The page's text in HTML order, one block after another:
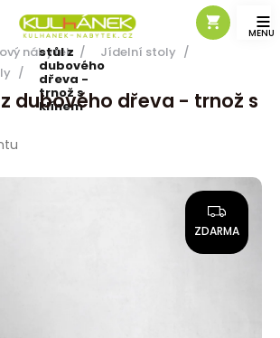
nábytek / Jídelní stoly /
/
Jídelní
stůl z
dubového
dřeva -
trnož s
klínem
dubového dřeva - trnož s
D
A
ZDARMA